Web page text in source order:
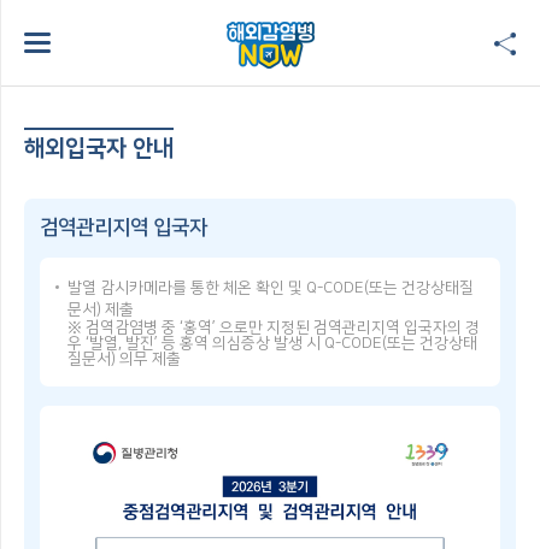
해외입국자 안내
검역관리지역 입국자
발열 감시카메라를 통한 체온 확인 및 Q-CODE(또는 건강상태질
문서) 제출
※ 검역감염병 중 ‘홍역’ 으로만 지정된 검역관리지역 입국자의 경
우 ‘발열, 발진’ 등 홍역 의심증상 발생 시 Q-CODE(또는 건강상태
질문서) 의무 제출